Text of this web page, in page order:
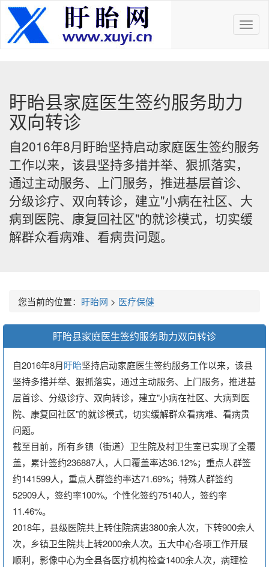
盱眙县家庭医生签约服务助力
双向转诊
自2016年8月盱眙坚持启动家庭医生签约服务
工作以来，该县坚持多措并举、狠抓落实，
通过主动服务、上门服务，推进基层首诊、
分级诊疗、双向转诊，建立"小病在社区、大
病到医院、康复回社区"的就诊模式，切实缓
解群众看病难、看病贵问题。
您当前的位置： 盱眙网 > 医疗保健
盱眙县家庭医生签约服务助力双向转诊
自2016年8月盱眙坚持启动家庭医生签约服务工作以来，该县
坚持多措并举、狠抓落实，通过主动服务、上门服务，推进基
层首诊、分级诊疗、双向转诊，建立"小病在社区、大病到医
院、康复回社区"的就诊模式，切实缓解群众看病难、看病贵
问题。
截至目前，所有乡镇（街道）卫生院及村卫生室已实现了全覆
盖，累计签约236887人，人口覆盖率达36.12%；重点人群签
约141599人，重点人群签约率达71.69%；特殊人群签约
52909人，签约率100%。个性化签约75140人，签约率
11.46%。
2018年，县级医院共上转住院病患3800余人次，下转900余人
次，乡镇卫生院共上转2000余人次。五大中心各项工作开展
顺利，影像中心为全县各医疗机构检查1400余人次，病理检